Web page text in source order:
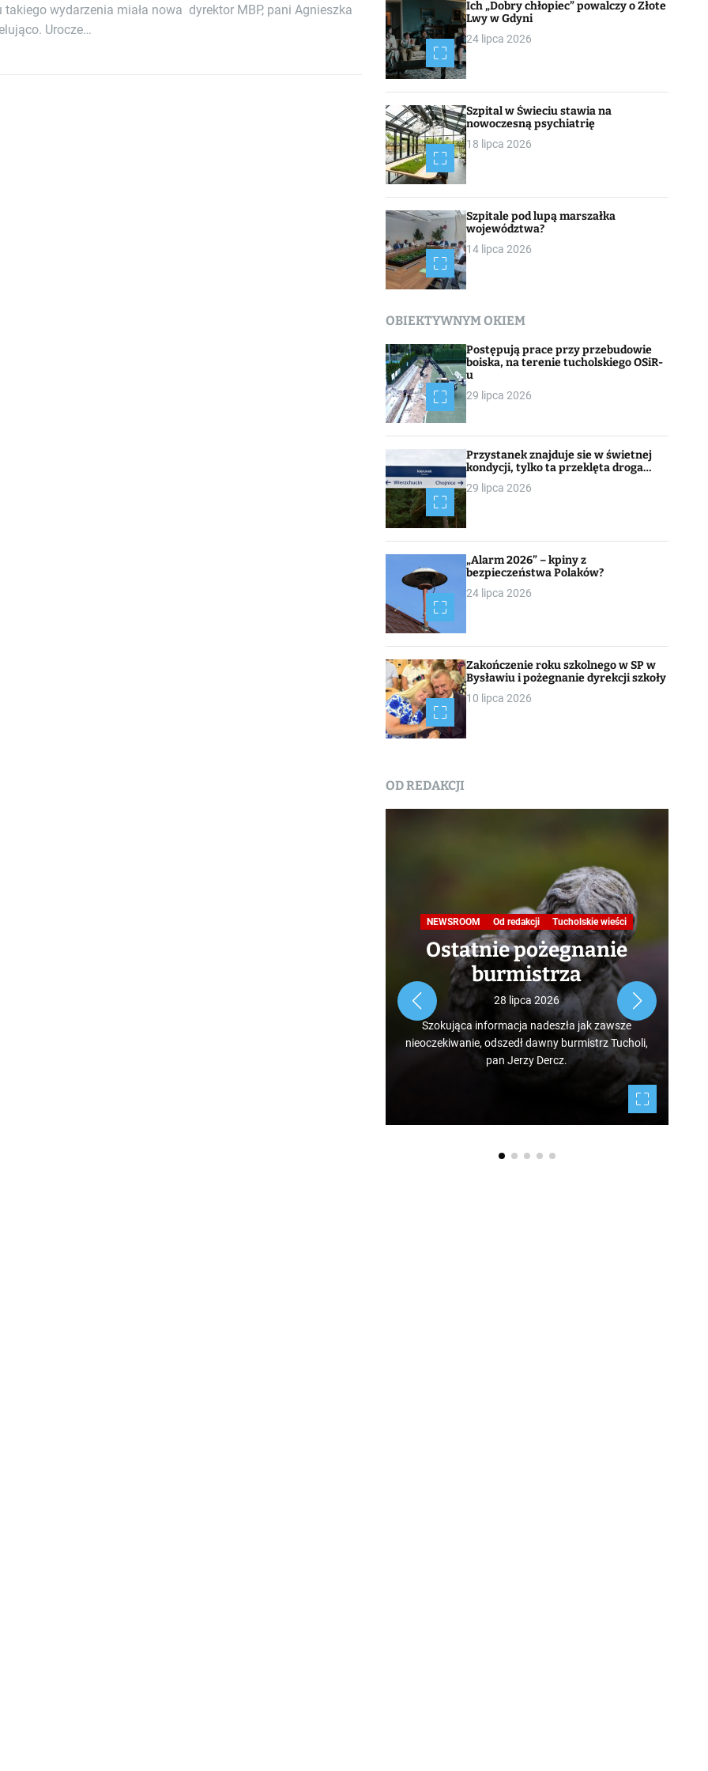
wydarzenia miała nowa dyrektor MBP, pani Agnieszka
Urocze…
Ich „Dobry chłopiec” powalczy o Złote
Lwy w Gdyni
24 lipca 2026
Szpital w Świeciu stawia na
nowoczesną psychiatrię
18 lipca 2026
Szpitale pod lupą marszałka
województwa?
14 lipca 2026
OBIEKTYWNYM OKIEM
Postępują prace przy przebudowie
boiska, na terenie tucholskiego OSiR-
u
29 lipca 2026
Przystanek znajduje sie w świetnej
kondycji, tylko ta przeklęta droga…
29 lipca 2026
„Alarm 2026” – kpiny z
bezpieczeństwa Polaków?
24 lipca 2026
Zakończenie roku szkolnego w SP w
Bysławiu i pożegnanie dyrekcji szkoły
10 lipca 2026
OD REDAKCJI
NEWSROOM Od redakcji Tucholskie wieści
Ostatnie pożegnanie
burmistrza
28 lipca 2026
Szokująca informacja nadeszła jak zawsze
nieoczekiwanie, odszedł dawny burmistrz Tucholi,
pan Jerzy Dercz.